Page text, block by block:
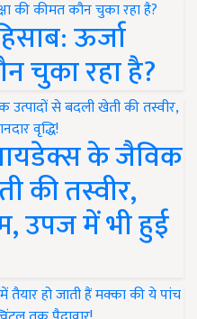
ऊर्जा
चुका रहा है?
के जैविक
की तस्वीर,
उपज में भी हुई